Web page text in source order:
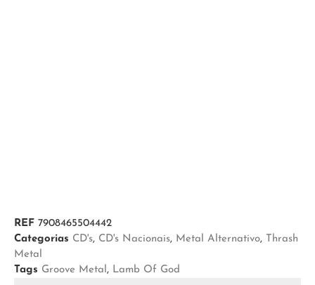
REF 7908465504442
Categorias CD's, CD's Nacionais, Metal Alternativo, Thrash
Metal
Tags Groove Metal , Lamb Of God